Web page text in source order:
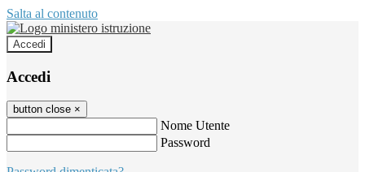
Salta al contenuto
Accedi
Accedi
button close ×
Nome Utente
Password